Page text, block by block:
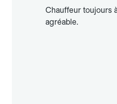
Chauffeur toujours
agréable.